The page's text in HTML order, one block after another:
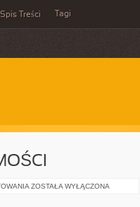
Spis Treści Tagi
INWESTOWANIE
ZOSTAŁA WYŁĄCZONA